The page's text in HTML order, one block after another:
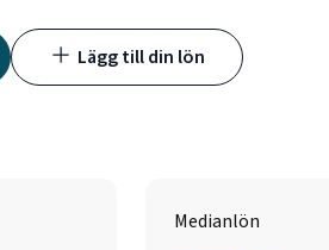
Lägg till din lön
Medianlön